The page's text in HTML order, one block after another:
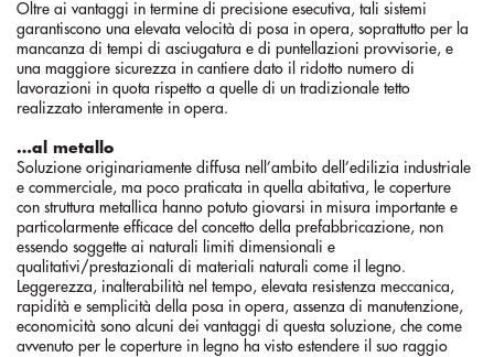
Oltre ai vantaggi in termine di precisione esecutiva, tali sistemi
garantiscono una elevata velocità di posa in opera, soprattutto per la
mancanza di tempi di asciugatura e di puntellazioni provvisorie, e
una maggiore sicurezza in cantiere dato il ridotto numero di
lavorazioni in quota rispetto a quelle di un tradizionale tetto
realizzato interamente in opera.
…al metallo
Soluzione originariamente diffusa nell’ambito dell’edilizia industriale
e commerciale, ma poco praticata in quella abitativa, le coperture
con struttura metallica hanno potuto giovarsi in misura importante e
particolarmente efficace del concetto della prefabbricazione, non
essendo soggette ai naturali limiti dimensionali e
qualitativi/prestazionali di materiali naturali come il legno.
Leggerezza, inalterabilità nel tempo, elevata resistenza meccanica,
rapidità e semplicità della posa in opera, assenza di manutenzione,
economicità sono alcuni dei vantaggi di questa soluzione, che come
avvenuto per le coperture in legno ha visto estendere il suo raggio